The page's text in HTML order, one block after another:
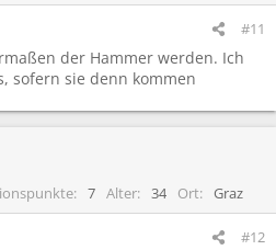
#11
der Hammer werden. Ich
sofern sie denn kommen
7 Alter 34 Ort Graz
#12